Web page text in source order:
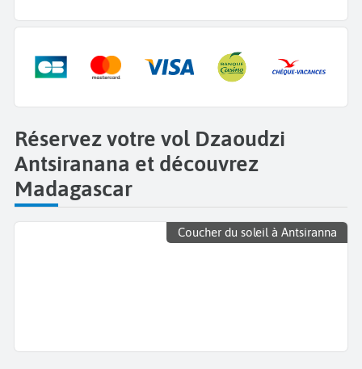
Réservez votre vol Dzaoudzi
Antsiranana et découvrez
Madagascar
Coucher du soleil à Antsiranna